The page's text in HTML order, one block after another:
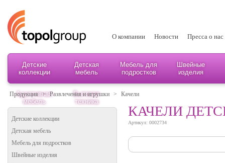
О компании Новости Пресса о нас
Детские
коллекции
Детская
мебель
Мебель для
подростков
Швейные
изделия
Адаптивная
мебель
Бытовая
техника
Продукция > Развлечения и игрушки > Качели
Детские коллекции
Детская мебель
Мебель для подростков
Швейные изделия
КАЧЕЛИ
Артикул: 0002734